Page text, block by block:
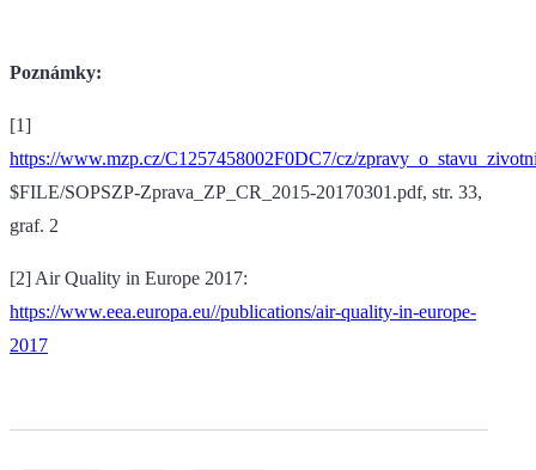
Poznámky:
[1]
https://www.mzp.cz/C1257458002F0DC7/cz/
$FILE/SOPSZP-Zprava_ZP_CR_2015-20170301.pdf, str. 33,
graf. 2
[2] Air Quality in Europe 2017:
https://www.eea.europa.eu//publications/air-quality-in-europe-
2017